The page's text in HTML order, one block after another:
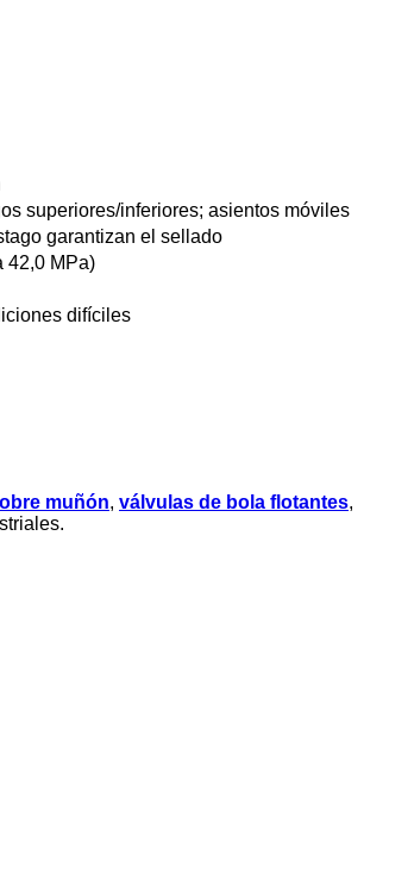
superiores/inferiores; asientos móviles
garantizan el sellado
42,0 MPa)
difíciles
muñón, válvulas de bola flotantes,